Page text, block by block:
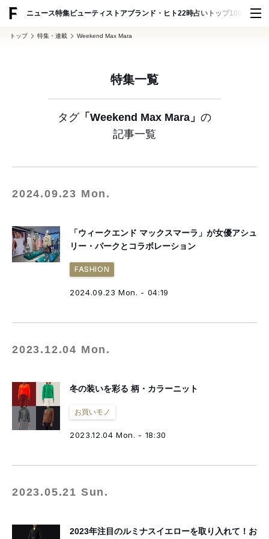
ニュース特集ビューティ ストアブランド・ヒト22時占い トップ100 スナッ
トップ 特集・連載 Weekend Max Mara
特集一覧
タグ「Weekend Max Mara」 の
記事一覧
2024.09.23 Mon.
「ウィークエンド マックスマーラ」が女優アシュ
リー・パークとコラボレーション
FASHION
2024.09.23 Mon. - 04:19
2023.12.04 Mon.
冬の装いを彩る 柄・カラーニット
お買いモノ
2023.12.04 Mon. - 18:30
2023.05.21 Sun.
2023年注目のルミナスイエローを取り入れて！お